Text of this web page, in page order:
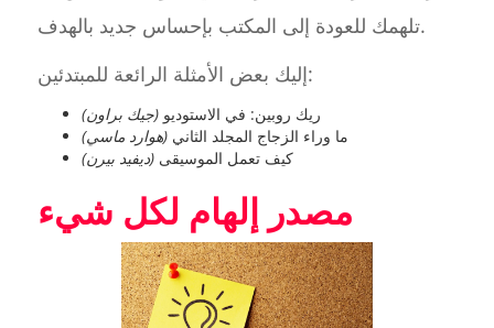
تلهمك للعودة إلى المكتب بإحساس جديد بالهدف.
إليك بعض الأمثلة الرائعة للمبتدئين:
ريك روبين: في الاستوديو(جيك براون)
ما وراء الزجاج المجلد الثاني(هوارد ماسي)
كيف تعمل الموسيقى(ديفيد بيرن)
مصدر إلهام لكل شيء